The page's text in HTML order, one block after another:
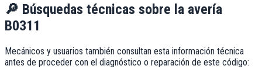
🔎 Búsquedas técnicas sobre la avería
B0311
Mecánicos y usuarios también consultan esta información técnica
antes de proceder con el diagnóstico o reparación de este código: